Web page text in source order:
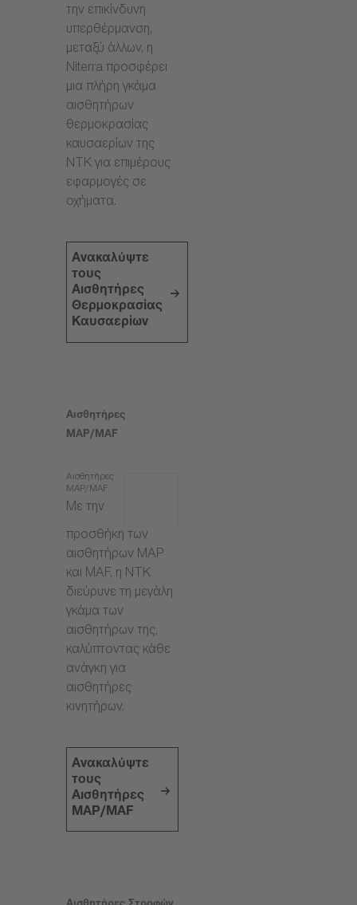
την επικίνδυνη
υπερθέρμανση,
μεταξύ άλλων, η
Niterra προσφέρει
μια πλήρη γκάμα
αισθητήρων
θερμοκρασίας
καυσαερίων της
NTK για επιμέρους
εφαρμογές σε
οχήματα.
Ανακαλύψτε
τους
Αισθητήρες
Θερμοκρασίας
Καυσαερίων
Αισθητήρες
MAP/MAF
Αισθητήρες
MAP/MAF
Με την
προσθήκη των
αισθητήρων MAP
και MAF, η NTK
διεύρυνε τη μεγάλη
γκάμα των
αισθητήρων της,
καλύπτοντας κάθε
ανάγκη για
αισθητήρες
κινητήρων.
Ανακαλύψτε
τους
Αισθητήρες
MAP/MAF